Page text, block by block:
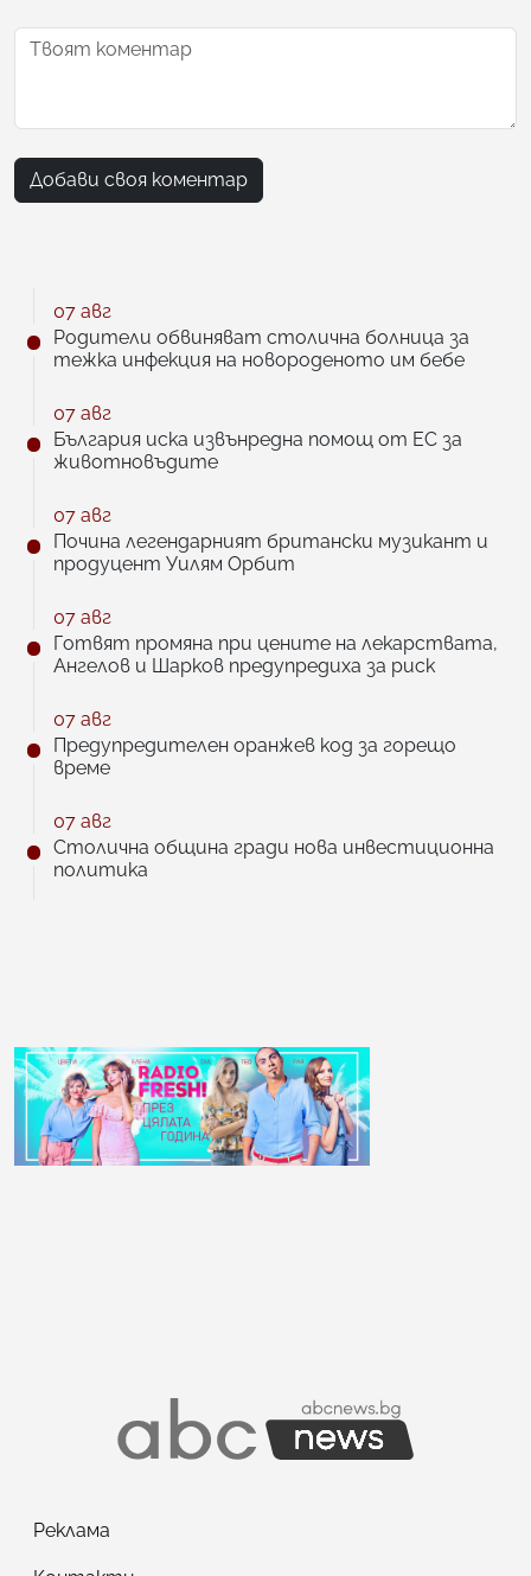
Добави своя коментар
07 авг
Родители обвиняват столична болница за
тежка инфекция на новороденото им бебе
07 авг
България иска извънредна помощ от ЕС за
животновъдите
07 авг
Почина легендарният британски музикант и
продуцент Уилям Орбит
07 авг
Готвят промяна при цените на лекарствата,
Ангелов и Шарков предупредиха за риск
07 авг
Предупредителен оранжев код за горещо
време
07 авг
Столична община гради нова инвестиционна
политика
Реклама